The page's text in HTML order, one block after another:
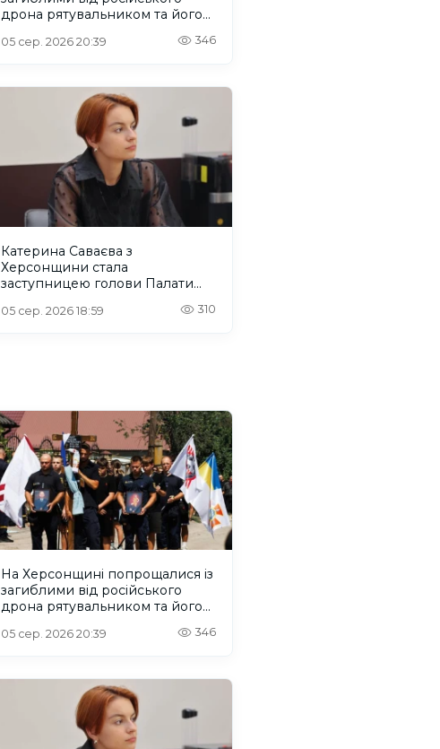
дрона рятувальником та його
05 сер. 2026 20:39 346
Катерина Саваєва з
Херсонщини стала
заступницею голови Палати
конгресів
05 сер. 2026 18:59 310
На Херсонщині попрощалися із
загиблими від російського
дрона рятувальником та його
05 сер. 2026 20:39 346